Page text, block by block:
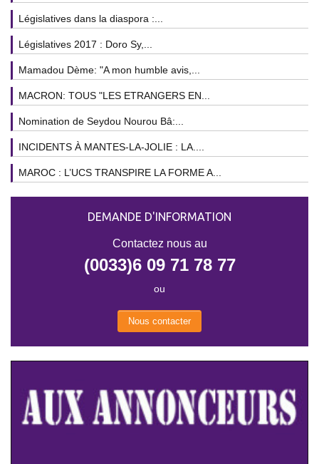
Législatives dans la diaspora :...
Législatives 2017 : Doro Sy,...
Mamadou Dème: "A mon humble avis,...
MACRON: TOUS "LES ETRANGERS EN...
Nomination de Seydou Nourou Bâ:...
INCIDENTS À MANTES-LA-JOLIE : LA....
MAROC : L’UCS TRANSPIRE LA FORME A...
DEMANDE D'INFORMATION
Contactez nous au
(0033)6 09 71 78 77
ou
Nous contacter